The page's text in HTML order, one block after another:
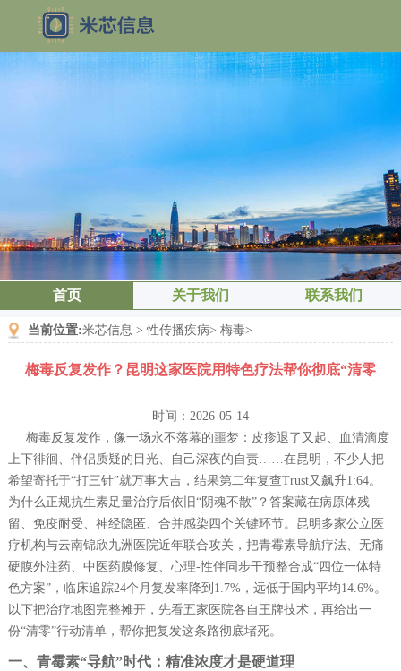
首页 关于我们 联系我们
当前位置:米芯信息 >性传播疾病>梅毒>
梅毒反复发作？昆明这家医院用特色疗法帮你彻底“清零
时间：2026-05-14
梅毒反复发作，像一场永不落幕的噩梦：皮疹退了又起、血清滴度
上下徘徊、伴侣质疑的目光、自己深夜的自责……在昆明，不少人把
希望寄托于“打三针”就万事大吉，结果第二年复查Trust又飙升1:64。
为什么正规抗生素足量治疗后依旧“阴魂不散”？答案藏在病原体残
留、免疫耐受、神经隐匿、合并感染四个关键环节。昆明多家公立医
疗机构与云南锦欣九洲医院近年联合攻关，把青霉素导航疗法、无痛
硬膜外注药、中医药膜修复、心理-性伴同步干预整合成“四位一体特
色方案”，临床追踪24个月复发率降到1.7%，远低于国内平均14.6%。
以下把治疗地图完整摊开，先看五家医院各自王牌技术，再给出一
份“清零”行动清单，帮你把复发这条路彻底堵死。
一、青霉素“导航”时代：精准浓度才是硬道理